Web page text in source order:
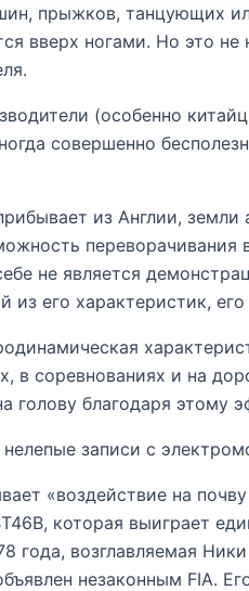
прыжков, танцующих
вверх ногами. Но это
(особенно
совершенно
из Англии, земли
переворачивания
не является
из его характеристик,
в соревнованиях и на
голову благодаря этому
записи с
«воздействие на
которая выиграет
года, возглавляемая
незаконным FIA.